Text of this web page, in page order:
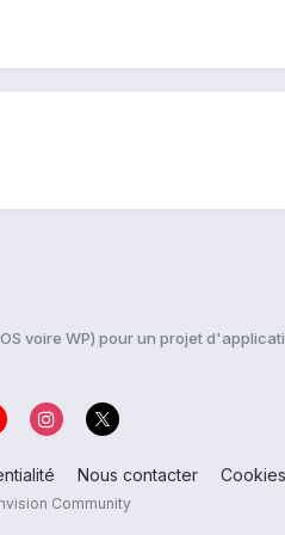
voire WP) pour un projet
Nous contacter Cookies
Community